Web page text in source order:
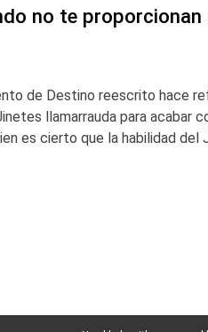
no te proporcionan
de Destino reescrito hace
llamarrauda para acabar
es cierto que la habilidad del